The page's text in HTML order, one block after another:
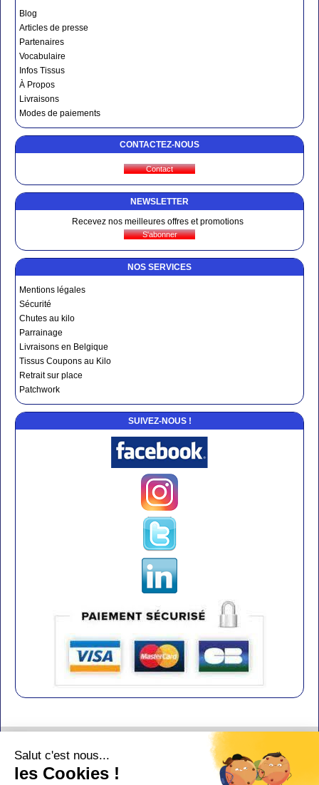
Blog
Articles de presse
Partenaires
Vocabulaire
Infos Tissus
À Propos
Livraisons
Modes de paiements
CONTACTEZ-NOUS
NEWSLETTER
Recevez nos meilleures offres et promotions
NOS SERVICES
Mentions légales
Sécurité
Chutes au kilo
Parrainage
Livraisons en Belgique
Tissus Coupons au Kilo
Retrait sur place
Patchwork
SUIVEZ-NOUS !
Salut c'est nous...
les Cookies !